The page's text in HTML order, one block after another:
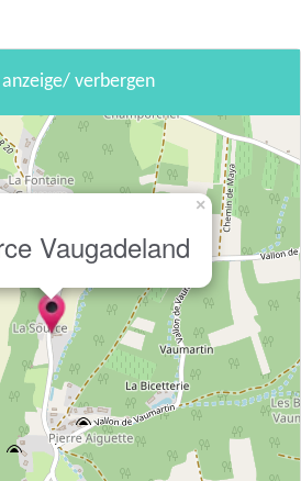
verbergen
Vaugadeland
×